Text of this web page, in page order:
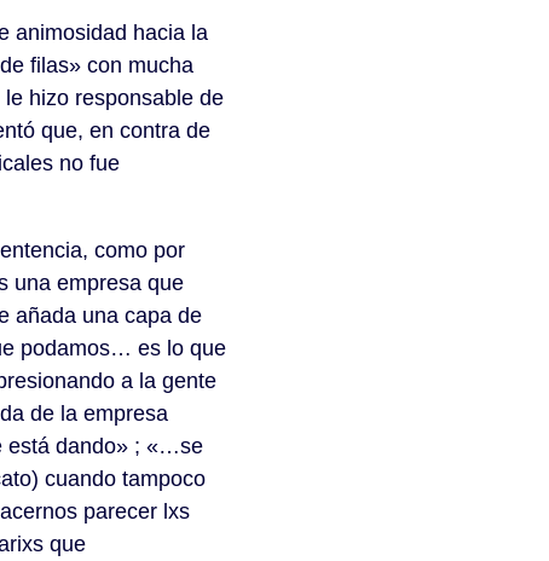
animosidad hacia la
filas» con mucha
hizo responsable de
que, en contra de
no fue
como por
una empresa que
añada una capa de
podamos… es lo que
a la gente
de la empresa
está dando» ; «…se
cuando tampoco
parecer lxs
que